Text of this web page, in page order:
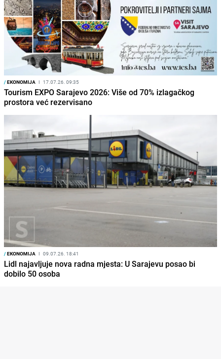
/EKONOMIJA I 17.07.26. 09:35
Tourism EXPO Sarajevo 2026: Više od 70% izlagačkog
prostora već rezervisano
/EKONOMIJA I 09.07.26. 18:41
Lidl najavljuje nova radna mjesta: U Sarajevu posao bi
dobilo 50 osoba